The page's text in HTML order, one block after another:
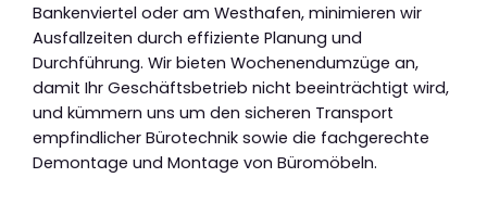
Bankenviertel oder am Westhafen, minimieren wir
Ausfallzeiten durch effiziente Planung und
Durchführung. Wir bieten Wochenendumzüge an,
damit Ihr Geschäftsbetrieb nicht beeinträchtigt wird,
und kümmern uns um den sicheren Transport
empfindlicher Bürotechnik sowie die fachgerechte
Demontage und Montage von Büromöbeln.